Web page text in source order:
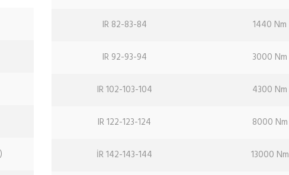
IR 82-83-84 1440 Nm
IR 92-93-94 3000 Nm
IR 102-103-104 4300 Nm
IR 122-123-124 8000 Nm
İR 142-143-144 13000 Nm